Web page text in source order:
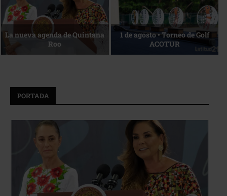
Reconocimiento de viajeros La esencia del servicio
PORTADA